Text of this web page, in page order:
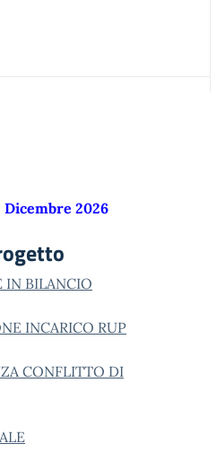
Dicembre 2026
IN BILANCIO
INCARICO RUP
CONFLITTO DI